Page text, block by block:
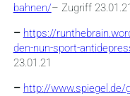
bahnen/– Zugriff 23.01.21
– https://
den-nun-sport-
23.01.21
– http://